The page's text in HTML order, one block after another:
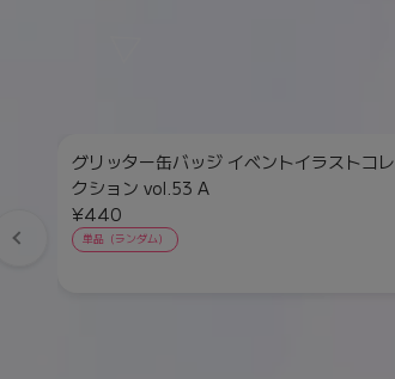
グリッター缶バッジ イベントイラストコレ
クション vol.53 A
¥440
単品（ランダム）